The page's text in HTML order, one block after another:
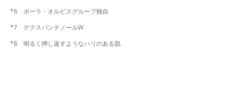
*6 ポーラ・オルビスグループ独自
*7 デクスパンテノールW
*8 明るく押し返すようなハリのある肌